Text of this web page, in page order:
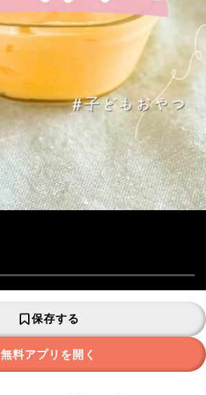
保存する
無料アプリを開く